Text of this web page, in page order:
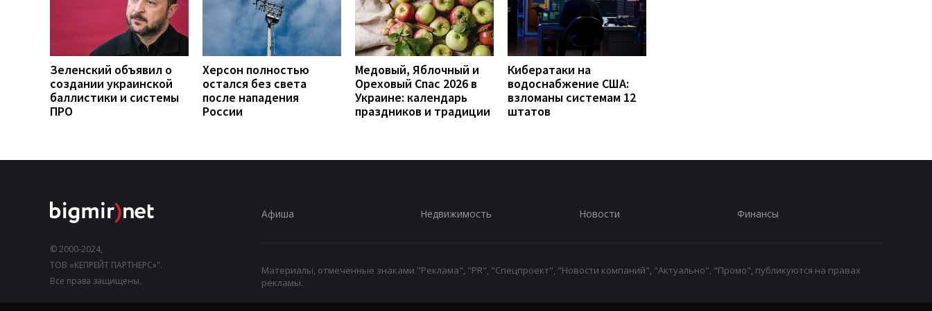
Зеленский объявил о
создании украинской
баллистики и системы
ПРО
Херсон полностью
остался без света
после нападения
России
Медовый, Яблочный и
Ореховый Спас 2026 в
Украине: календарь
праздников и традиции
Кибератаки на
водоснабжение США:
взломаны системам 12
штатов
© 2000-2024,
ТОВ «КЕПРЕЙТ ПАРТНЕРС»".
Все права защищены.
Афиша Недвижимость Новости Финансы
Материалы, отмеченные знаками "Реклама", "PR", "Спецпроект", "Новости компаний", "Актуально", "Промо", публикуются на правах
рекламы.